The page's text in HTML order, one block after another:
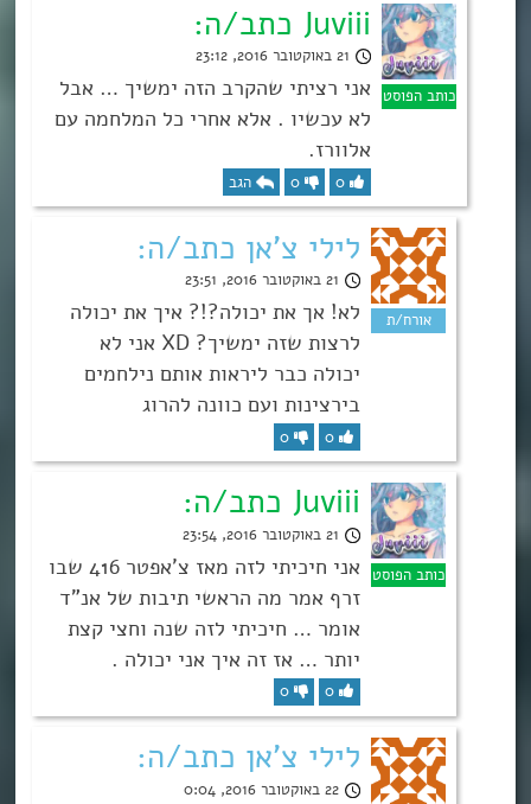
Juviii כתב/ה:
21 באוקטובר 2016, 23:12
אני רציתי שהקרב הזה ימשיך … אבל
לא עכשיו . אלא אחרי כל המלחמה עם
אלוורז.
0
0 הגב
לילי צ'אן כתב/ה:
21 באוקטובר 2016, 23:51
לא! אך את יכולה?!? איך את יכולה
לרצות שזה ימשיך? XD אני לא
יכולה כבר ליראות אותם נילחמים
בירצינות ועם כוונה להרוג
0
0
Juviii כתב/ה:
21 באוקטובר 2016, 23:54
אני חיכיתי לזה מאז צ’אפטר 416 שבו
זרף אמר מה הראשי תיבות של אנ”ד
אומר … חיכיתי לזה שנה וחצי קצת
יותר … אז זה איך אני יכולה .
0
0
לילי צ'אן כתב/ה:
22 באוקטובר 2016, 0:04